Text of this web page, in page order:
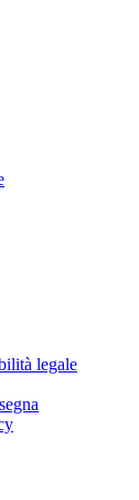
legale